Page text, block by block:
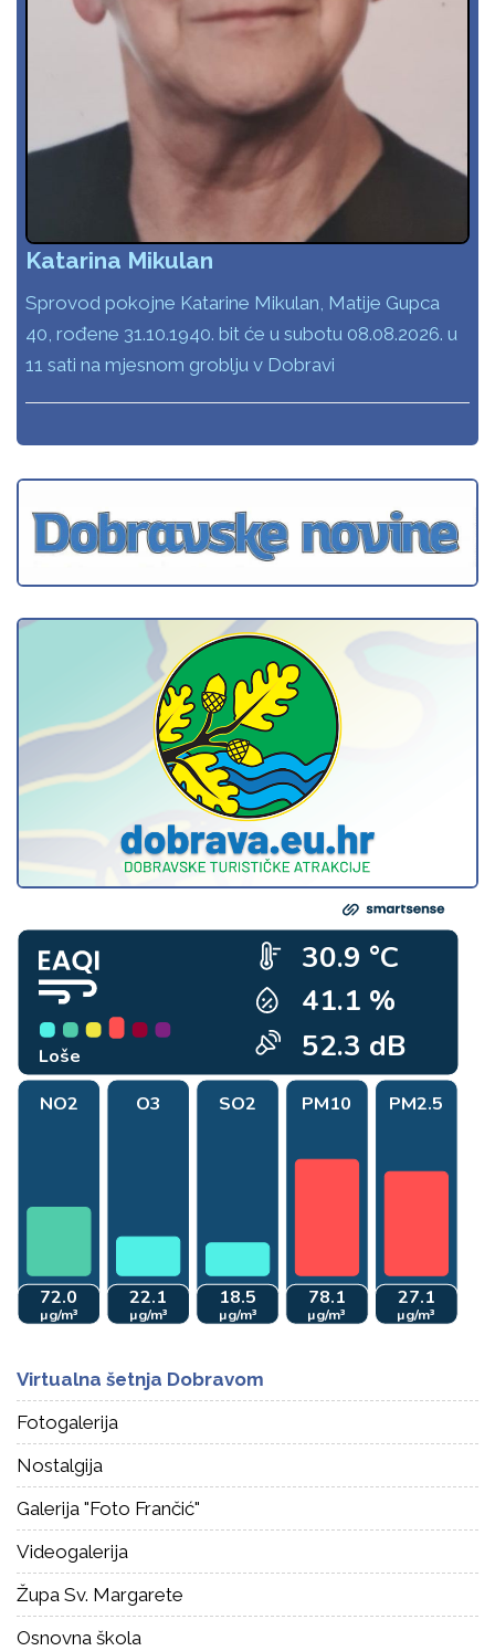
Katarina Mikulan
Sprovod pokojne Katarine Mikulan, Matije Gupca
40, rođene 31.10.1940. bit će u subotu 08.08.2026. u
11 sati na mjesnom groblju v Dobravi
Virtualna šetnja Dobravom
Fotogalerija
Nostalgija
Galerija "Foto Frančić"
Videogalerija
Župa Sv. Margarete
Osnovna škola